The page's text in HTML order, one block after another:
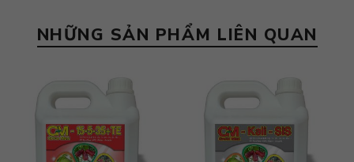
NHỮNG SẢN PHẨM LIÊN QUAN